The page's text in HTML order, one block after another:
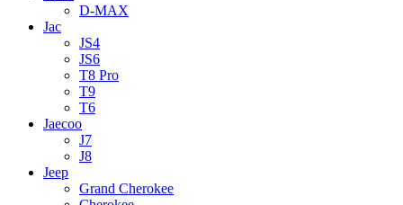
D-MAX
Jac
JS4
JS6
T8 Pro
T9
T6
Jaecoo
J7
J8
Jeep
Grand Cherokee